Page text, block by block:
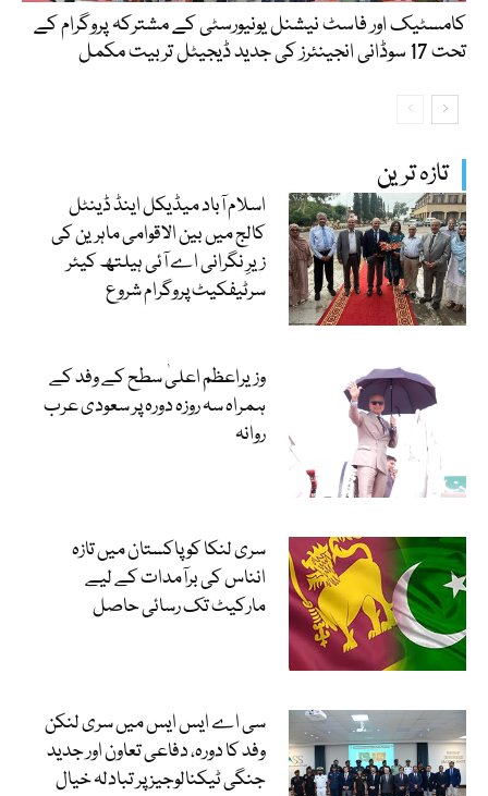
تازہ ترین
اسلام آباد میڈیکل اینڈ ڈینٹل
کالج میں بین الاقوامی ماہرین کی
زیرِ نگرانی اے آئی ہیلتھ کیئر
سرٹیفکیٹ پروگرام شروع
وزیراعظم اعلیٰ سطح کے وفد کے
ہمراہ سہ روزہ دورہ پر سعودی عرب
روانہ
سری لنکا کو پاکستان میں تازہ
انناس کی برآمدات کے لیے
مارکیٹ تک رسائی حاصل
سی اے ایس ایس میں سری لنکن
وفد کا دورہ، دفاعی تعاون اور جدید
جنگی ٹیکنالوجیز پر تبادلہ خیال
کامسٹیک اور فاسٹ نیشنل یونیورسٹی کے مشترکہ پروگرام کے
تحت 17 سوڈانی انجینئرز کی جدید ڈیجیٹل تربیت مکمل